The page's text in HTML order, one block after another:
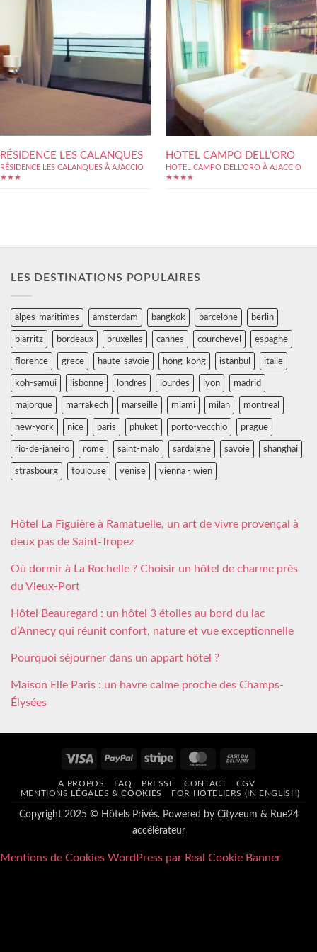
RÉSIDENCE LES CALANQUES
RÉSIDENCE LES CALANQUES À AJACCIO
★★★
HOTEL CAMPO DELL’ORO
HOTEL CAMPO DELL'ORO À AJACCIO
★★★★
LES DESTINATIONS POPULAIRES
alpes-maritimes amsterdam bangkok barcelone berlin
biarritz bordeaux bruxelles cannes courchevel espagne
florence grece haute-savoie hong-kong istanbul italie
koh-samui lisbonne londres lourdes lyon madrid
majorque marrakech marseille miami milan montreal
new-york nice paris phuket porto-vecchio prague
rio-de-janeiro rome saint-malo sardaigne savoie shanghai
strasbourg toulouse venise vienna - wien
Hôtel La Figuière à Ramatuelle, un art de vivre provençal à
deux pas de Saint-Tropez
Où dormir à La Rochelle ? Choisir un hôtel de charme près
du Vieux-Port
Hôtel Beauregard : un hôtel 3 étoiles au bord du lac
d’Annecy qui réunit confort, nature et vue exceptionnelle
Pourquoi séjourner dans un appart hôtel ?
Maison Elle Paris : un havre calme proche des Champs-
Élysées
Visa PayPal Stripe MasterCard
Delivery
A PROPOS FAQ PRESSE CONTACT
CGV
MENTIONS LÉGALES & COOKIES
FOR HOTELIERS (IN ENGLISH)
Copyright 2025 © Hôtels Privés. Powered by Cityzeum & Rue24
accélérateur
Mentions de Cookies WordPress par Real Cookie Banner